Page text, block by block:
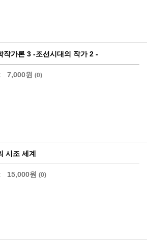
작가론 3 -조선시대의 작가 2 -
7,000원 (0)
시조 세계
15,000원 (0)